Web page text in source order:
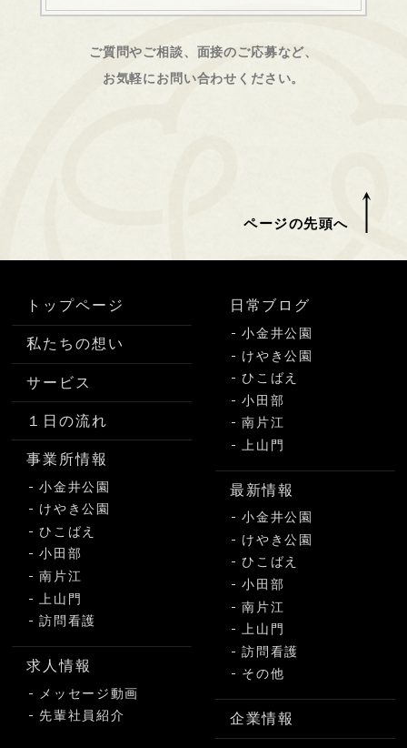
ご質問やご相談、面接のご応募など、
お気軽にお問い合わせください。
ページの先頭へ
トップページ
私たちの想い
サービス
１日の流れ
事業所情報
小金井公園
けやき公園
ひこばえ
小田部
南片江
上山門
訪問看護
求人情報
メッセージ動画
先輩社員紹介
日常ブログ
小金井公園
けやき公園
ひこばえ
小田部
南片江
上山門
最新情報
小金井公園
けやき公園
ひこばえ
小田部
南片江
上山門
訪問看護
その他
企業情報